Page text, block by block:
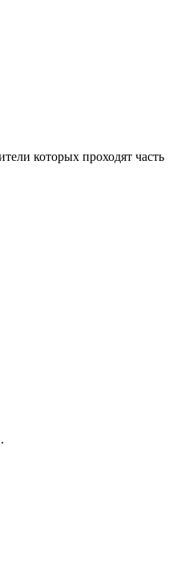
которых проходят часть